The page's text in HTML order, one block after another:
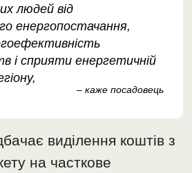
людей від
енергопостачання,
і сприяти енергетичній
– каже посадовець
виділення коштів з
на часткове